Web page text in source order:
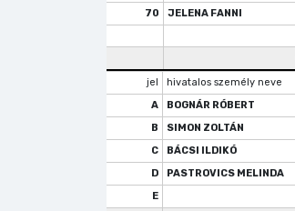
70
JELENA FANNI
jel hivatalos személy neve
A
BOGNÁR RÓBERT
B
SIMON ZOLTÁN
C
BÁCSI ILDIKÓ
D
PASTROVICS MELINDA
E